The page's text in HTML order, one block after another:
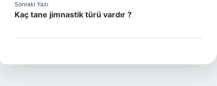
Sonraki Yazı
Kaç tane jimnastik türü vardır ?